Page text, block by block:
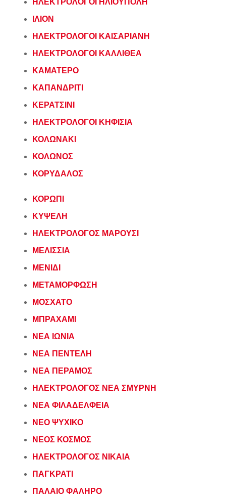
ΗΛΕΚΤΡΟΛΟΓΟΙ ΗΛΙΟΥΠΟΛΗ
ΙΛΙΟΝ
ΗΛΕΚΤΡΟΛΟΓΟΙ ΚΑΙΣΑΡΙΑΝΗ
ΗΛΕΚΤΡΟΛΟΓΟΙ ΚΑΛΛΙΘΕΑ
ΚΑΜΑΤΕΡΟ
ΚΑΠΑΝΔΡΙΤΙ
ΚΕΡΑΤΣΙΝΙ
ΗΛΕΚΤΡΟΛΟΓΟΙ ΚΗΦΙΣΙΑ
ΚΟΛΩΝΑΚΙ
ΚΟΛΩΝΟΣ
ΚΟΡΥΔΑΛΟΣ
ΚΟΡΩΠΙ
ΚΥΨΕΛΗ
ΗΛΕΚΤΡΟΛΟΓΟΣ ΜΑΡΟΥΣΙ
ΜΕΛΙΣΣΙΑ
ΜΕΝΙΔΙ
ΜΕΤΑΜΟΡΦΩΣΗ
ΜΟΣΧΑΤΟ
ΜΠΡΑΧΑΜΙ
ΝΕΑ ΙΩΝΙΑ
ΝΕΑ ΠΕΝΤΕΛΗ
ΝΕΑ ΠΕΡΑΜΟΣ
ΗΛΕΚΤΡΟΛΟΓΟΣ ΝΕΑ ΣΜΥΡΝΗ
ΝΕΑ ΦΙΛΑΔΕΛΦΕΙΑ
ΝΕΟ ΨΥΧΙΚΟ
ΝΕΟΣ ΚΟΣΜΟΣ
ΗΛΕΚΤΡΟΛΟΓΟΣ ΝΙΚΑΙΑ
ΠΑΓΚΡΑΤΙ
ΠΑΛΑΙΟ ΦΑΛΗΡΟ